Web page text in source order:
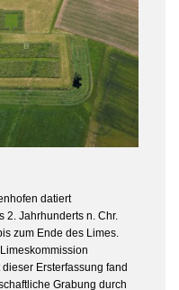
datiert
2. Jahrhunderts n. Chr.
zum Ende des Limes.
Ersterfassung fand
Grabung durch